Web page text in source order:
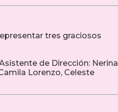
tres graciosos
de Dirección: Nerina
Lorenzo, Celeste